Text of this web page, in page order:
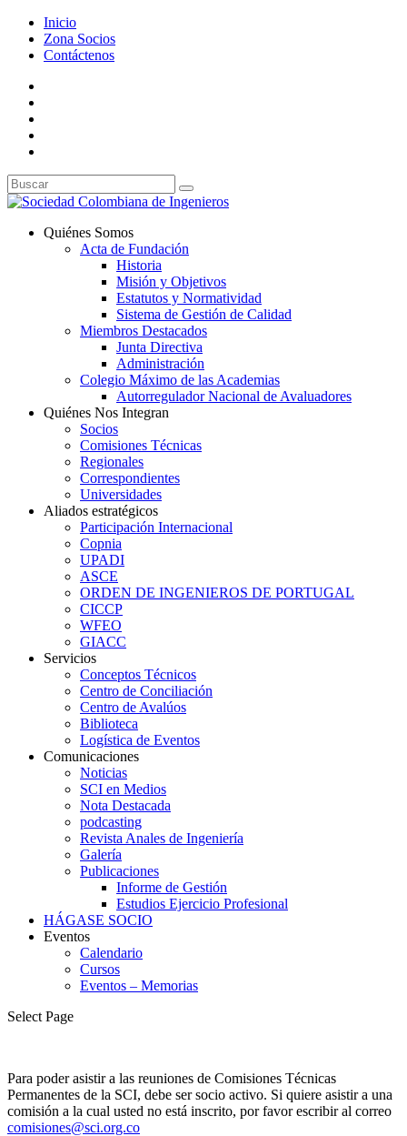
Inicio
Zona Socios
Contáctenos
Quiénes Somos
Acta de Fundación
Historia
Misión y Objetivos
Estatutos y Normatividad
Sistema de Gestión de Calidad
Miembros Destacados
Junta Directiva
Administración
Colegio Máximo de las Academias
Autorregulador Nacional de Avaluadores
Quiénes Nos Integran
Socios
Comisiones Técnicas
Regionales
Correspondientes
Universidades
Aliados estratégicos
Participación Internacional
Copnia
UPADI
ASCE
ORDEN DE INGENIEROS DE PORTUGAL
CICCP
WFEO
GIACC
Servicios
Conceptos Técnicos
Centro de Conciliación
Centro de Avalúos
Biblioteca
Logística de Eventos
Comunicaciones
Noticias
SCI en Medios
Nota Destacada
podcasting
Revista Anales de Ingeniería
Galería
Publicaciones
Informe de Gestión
Estudios Ejercicio Profesional
HÁGASE SOCIO
Eventos
Calendario
Cursos
Eventos – Memorias
Select Page
Para poder asistir a las reuniones de Comisiones Técnicas
Permanentes de la SCI, debe ser socio activo. Si quiere asistir a una
comisión a la cual usted no está inscrito, por favor escribir al correo
comisiones@sci.org.co